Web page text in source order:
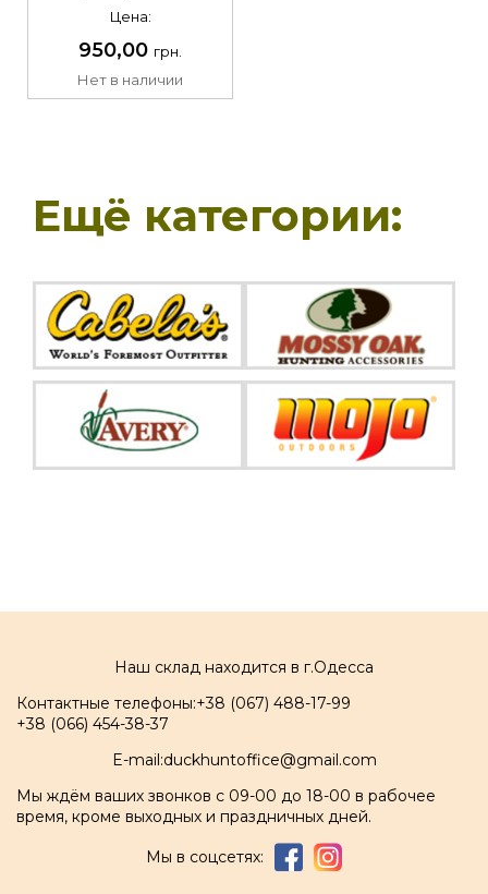
Цена:
950,00 грн.
Нет в наличии
Ещё категории:
Наш склад находится в г.Одесса
Контактные телефоны:+38 (067) 488-17-99
+38 (066) 454-38-37
E-mail:duckhuntoffice@gmail.com
Мы ждём ваших звонков с 09-00 до 18-00 в рабочее
время, кроме выходных и праздничных дней.
Мы в соцсетях: